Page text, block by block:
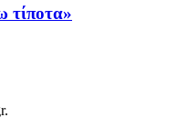
τίποτα»